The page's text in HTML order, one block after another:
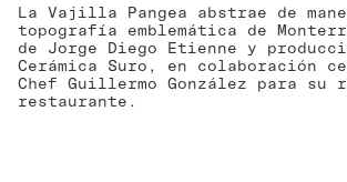
La Vajilla Pangea abstrae de
topografía emblemática de
de Jorge Diego Etienne y
Cerámica Suro, en colaboración
Chef Guillermo González para su
restaurante.